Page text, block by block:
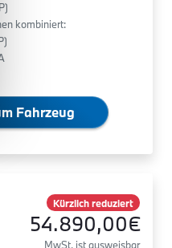
kombiniert:
Fahrzeug
Kürzlich reduziert
54.890,00€
MwSt. ist ausweisbar